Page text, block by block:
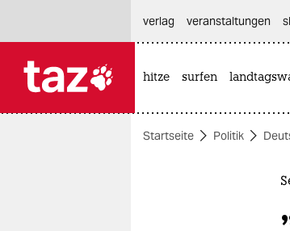
themen
verlag
veranstaltungen
hitze surfen
Startseite Politik